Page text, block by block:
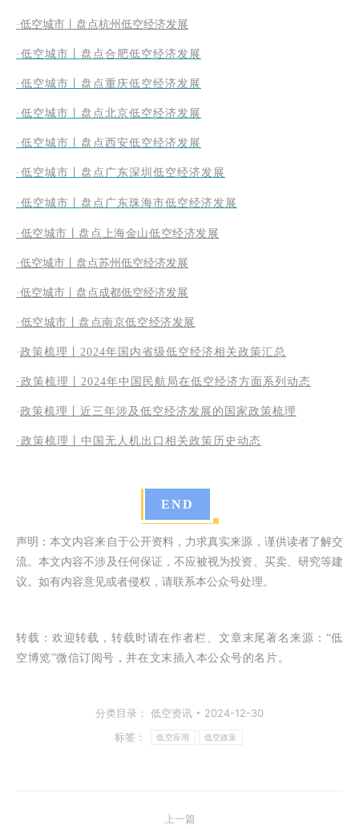
·低空城市丨盘点杭州低空经济发展
·低空城市丨盘点合肥低空经济发展
·低空城市丨盘点重庆低空经济发展
·低空城市丨盘点北京低空经济发展
·低空城市丨盘点西安低空经济发展
· 低空城市丨 盘点广东深圳低空经济发展
· 低空城市丨盘点广东珠海市低空经济发展
·低空城市丨盘点上海金山低空经济发展
·低空城市丨盘点苏州低空经济发展
·低空城市丨盘点成都低空经济发展
·低空城市丨盘点南京低空经济发展
·政策梳理丨2024年国内省级低空经济相关政策汇总
·政策梳理丨2024年中国民航局在低空经济方面系列动态
·政策梳理丨近三年涉及低空经济发展的国家政策梳理
· 政策梳理丨中国无人机出口相关政策历史动态
END
声明：本文内容来自于公开资料，力求真实来源，谨供读者了解交
流。本文内容不涉及任何保证，不应被视为投资、买卖、研究等建
议。如有内容意见或者侵权，请联系本公众号处理。
转载： 欢迎转载，转载时请在作者栏、文章末尾著名来源：“低
空博览”微信订阅号，并在文末插入本公众号的名片。
分类目录： 低空资讯
2024-12-30
标签：
低空应用 低空政策
上一篇